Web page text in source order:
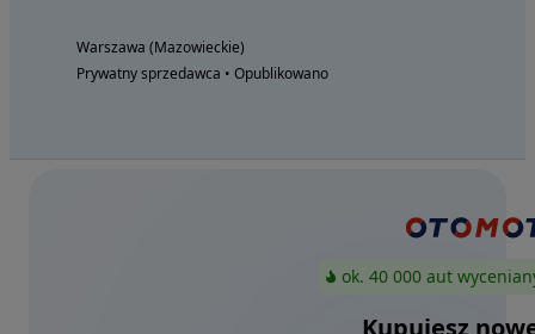
Warszawa (Mazowieckie)
Prywatny sprzedawca • Opublikowano
ok. 40 000 aut
Kupujesz